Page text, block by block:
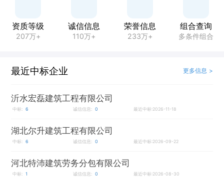
资质等级
207万+
诚信信息
110万+
荣誉信息
233万+
组合查询
多条件组合
最近中标企业 更多信息 >
沂水宏磊建筑工程有限公司
中标: 6 诚信信息: 0 最近中标:2026-11-18
湖北尔升建筑工程有限公司
中标: 6 诚信信息: 0 最近中标:2026-09-22
河北特沛建筑劳务分包有限公司
中标: 1 诚信信息: 0 最近中标:2026-08-30